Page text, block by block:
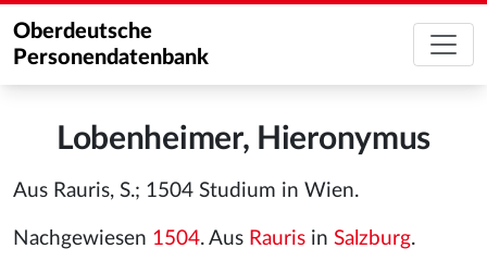
Oberdeutsche
Personendatenbank
Lobenheimer, Hieronymus
Aus Rauris, S.; 1504 Studium in Wien.
Nachgewiesen 1504. Aus Rauris in Salzburg.